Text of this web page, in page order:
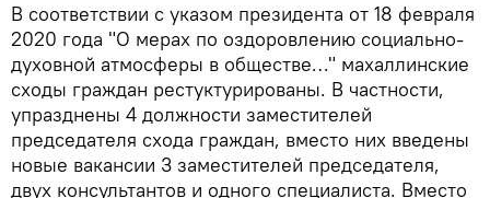
В соответствии с указом президента от 18 февраля
2020 года "О мерах по оздоровлению социально-
духовной атмосферы в обществе…" махаллинские
сходы граждан рестуктурированы. В частности,
упразднены 4 должности заместителей
председателя схода граждан, вместо них введены
новые вакансии 3 заместителей председателя,
двух консультантов и одного специалиста. Вместо